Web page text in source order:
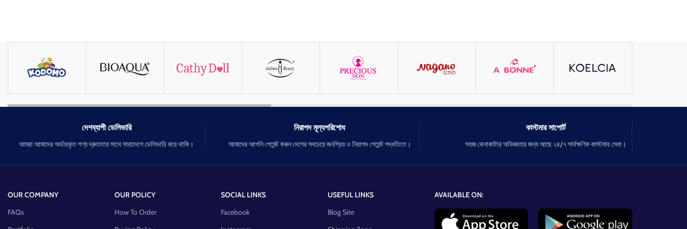
দেশব্যাপী ডেলিভারি
আমরা আমাদের অর্ডারকৃত পণ্য দ্রুততার সাথে সারাদেশে ডেলিভারি করে থাকি।
নিরাপদ মূল্যপরিশোধ
আমাদের আপনি পেমেন্ট করুন দেশের সবচেয়ে জনপ্রিয় ও নিরাপদ পেমেন্ট পদ্ধতিতে।
কাস্টমার সাপোর্ট
সহজ কেনাকাটার অভিজ্ঞতার জন্য আছে ২৪/৭ সার্বক্ষণিক কাস্টমার সেবা।
OUR COMPANY
FAQs
OUR POLICY
How To Order
SOCIAL LINKS
Facebook
USEFUL LINKS
Blog Site
AVAILABLE ON: